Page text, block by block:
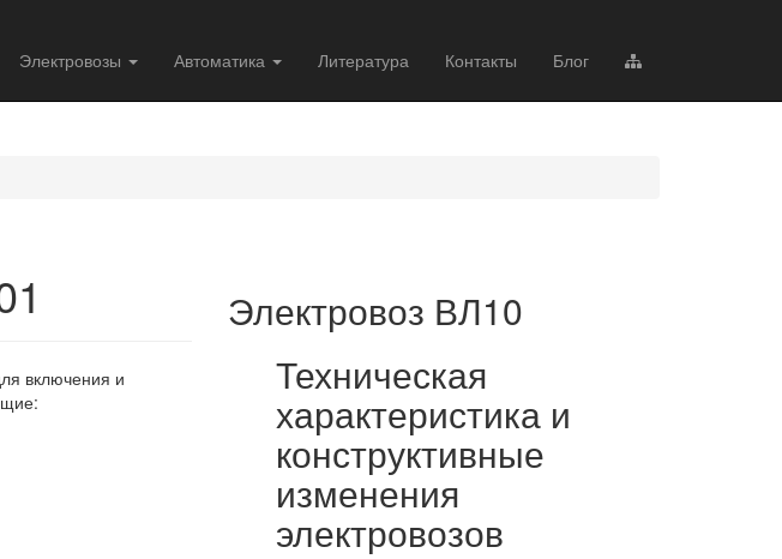
Электровозы Автоматика Литература Контакты Блог
включения и
Электровоз ВЛ10
Техническая
характеристика и
конструктивные
изменения
электровозов